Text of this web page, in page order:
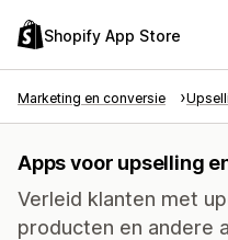
Shopify App Store
Marketing en conversie
Apps voor upselling
Verleid klanten met
producten en andere